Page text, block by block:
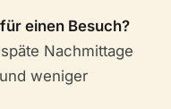
einen Besuch?
Nachmittage
weniger